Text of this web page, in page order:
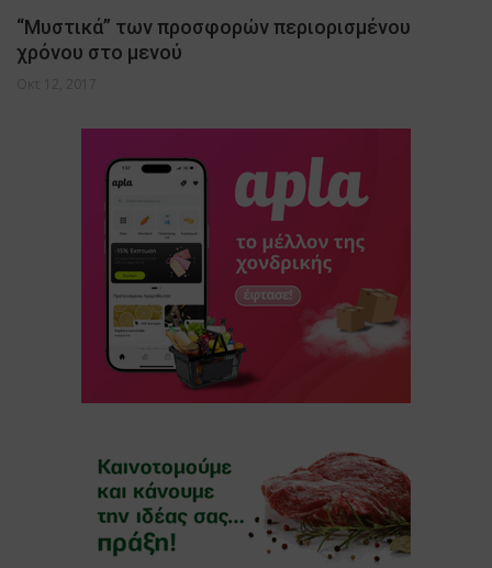
“Μυστικά” των προσφορών περιορισμένου
χρόνου στο μενού
Οκτ 12, 2017